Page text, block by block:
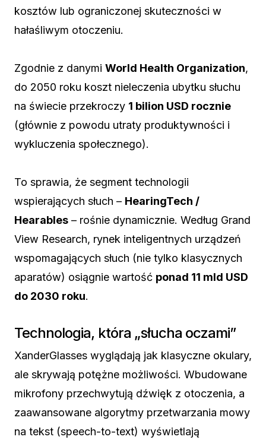
kosztów lub ograniczonej skuteczności w
hałaśliwym otoczeniu.
Zgodnie z danymi World Health Organization,
do 2050 roku koszt nieleczenia ubytku słuchu
na świecie przekroczy 1 bilion USD rocznie
(głównie z powodu utraty produktywności i
wykluczenia społecznego).
To sprawia, że segment technologii
wspierających słuch – HearingTech /
Hearables – rośnie dynamicznie. Według Grand
View Research, rynek inteligentnych urządzeń
wspomagających słuch (nie tylko klasycznych
aparatów) osiągnie wartość ponad 11 mld USD
do 2030 roku.
Technologia, która „słucha oczami”
XanderGlasses wyglądają jak klasyczne okulary,
ale skrywają potężne możliwości. Wbudowane
mikrofony przechwytują dźwięk z otoczenia, a
zaawansowane algorytmy przetwarzania mowy
na tekst (speech-to-text) wyświetlają